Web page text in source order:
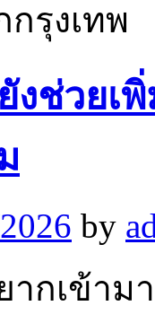
รุงเทพ
ยังช่วย
by
ากเข้า